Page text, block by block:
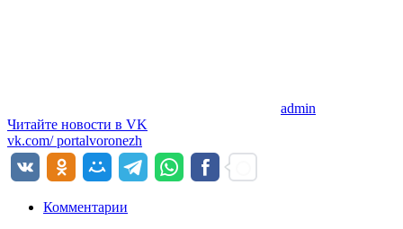
admin
Читайте новости в VK
vk.com/portalvoronezh
Комментарии